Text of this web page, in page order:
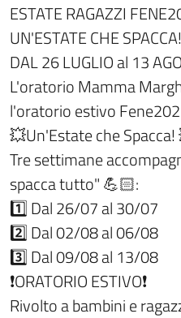
ESTATE RAGAZZI
UN'ESTATE CHE SPACCA!
DAL 26 LUGLIO al 13
L'oratorio Mamma
l'oratorio estivo
💥Un'Estate che Spacca!
Tre settimane
spacca tutto" 💪🏻:
1️⃣ Dal 26/07 al 30/07
2️⃣ Dal 02/08 al 06/08
3️⃣ Dal 09/08 al 13/08
❗ORATORIO ESTIVO❗
Rivolto a bambini e